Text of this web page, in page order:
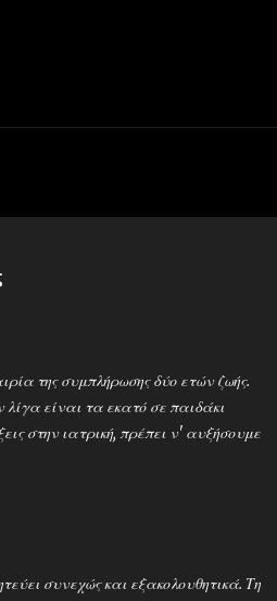
της συμπλήρωσης δύο ετών ζωής.
είναι τα εκατό σε παιδάκι
στην ιατρική, πρέπει ν' αυξήσουμε
συνεχώς και εξακολουθητικά. Τη